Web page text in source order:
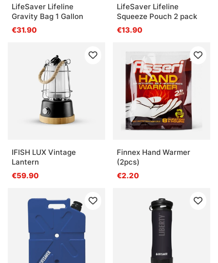
LifeSaver Lifeline
Gravity Bag 1 Gallon
€31.90
LifeSaver Lifeline
Squeeze Pouch 2 pack
€13.90
IFISH LUX Vintage
Lantern
€59.90
Finnex Hand Warmer
(2pcs)
€2.20